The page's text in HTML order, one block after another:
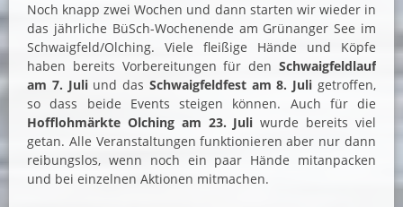
Noch knapp zwei Wochen und dann starten wir wieder in
das jährliche BüSch-Wochenende am Grünanger See im
Schwaigfeld/Olching. Viele fleißige Hände und Köpfe
haben bereits Vorbereitungen für den Schwaigfeldlauf
am 7. Juliund das Schwaigfeldfest am 8. Juli getroffen,
so dass beide Events steigen können. Auch für die
Hofflohmärkte Olching am 23. Juliwurde bereits viel
getan. Alle Veranstaltungen funktionieren aber nur dann
reibungslos, wenn noch ein paar Hände mitanpacken
und bei einzelnen Aktionen mitmachen.